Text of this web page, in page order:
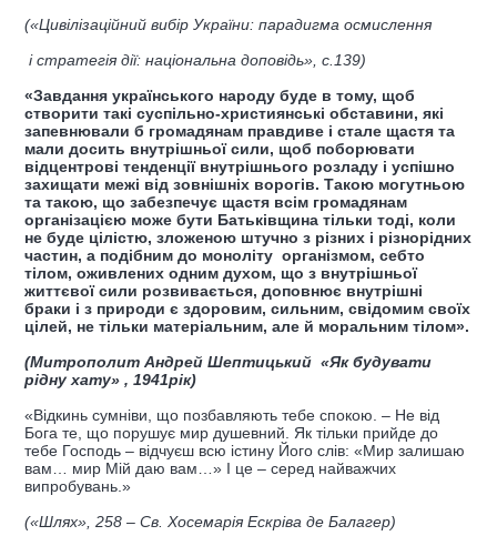
(«Цивілізаційний вибір України: парадигма осмислення
і стратегія дії: національна доповідь», с.139)
«Завдання українського народу буде в тому, щоб
створити такі суспільно-християнські обставини, які
запевнювали б громадянам правдиве і стале щастя та
мали досить внутрішньої сили, щоб поборювати
відцентрові тенденції внутрішнього розладу і успішно
захищати межі від зовнішніх ворогів. Такою могутньою
та такою, що забезпечує щастя всім громадянам
організацією може бути Батьківщина тільки тоді, коли
не буде цілістю, зложеною штучно з різних і різнорідних
частин, а подібним до моноліту організмом, себто
тілом, оживлених одним духом, що з внутрішньої
життєвої сили розвивається, доповнює внутрішні
браки і з природи є здоровим, сильним, свідомим своїх
цілей, не тільки матеріальним, але й моральним тілом».
(Митрополит Андрей Шептицький «Як будувати
рідну хату» , 1941рік)
«Відкинь сумніви, що позбавляють тебе спокою. – Не від
Бога те, що порушує мир душевний. Як тільки прийде до
тебе Господь – відчуєш всю істину Його слів: «Мир залишаю
вам… мир Мій даю вам…» І це – серед найважчих
випробувань.»
(«Шлях», 258 – Св. Хосемарія Ескріва де Балагер)